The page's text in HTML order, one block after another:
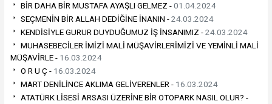
BİR DAHA BİR MUSTAFA AYAŞLI GELMEZ -01.04.2024
SEÇMENİN BİR ALLAH DEDİĞİNE İNANIN -24.03.2024
KENDİSİYLE GURUR DUYDUĞUMUZ İŞ İNSANIMIZ -24.03.2024
MUHASEBECİLER İMİZİ MALİ MÜŞAVİRLERİMİZİ VE YEMİNLİ MALİ
MÜŞAVİRLE - 16.03.2024
O R U Ç - 16.03.2024
MART DENİLİNCE AKLIMA GELİVERENLER - 16.03.2024
ATATÜRK LİSESİ ARSASI ÜZERİNE BİR OTOPARK NASIL OLUR? -